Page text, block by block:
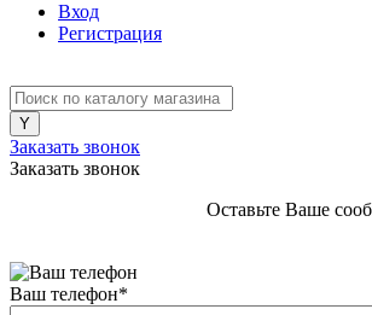
Вход
Регистрация
Заказать звонок
Заказать звонок
Оставьте Ваше
Ваш телефон*